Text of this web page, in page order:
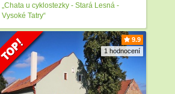
„Chata u cyklostezky - Stará Lesná -
Vysoké Tatry“
9.9
1 hodnocení